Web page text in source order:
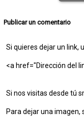
Publicar un comentario
Si quieres dejar un link,
<a href="Dirección del
Si nos visitas desde tú
Para dejar una imagen,